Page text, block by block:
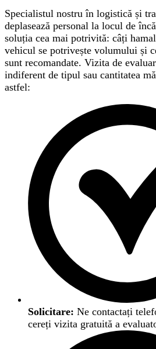
Specialistul nostru în logistică și
deplasează personal la locul de
soluția cea mai potrivită: câți
vehicul se potrivește volumului și
sunt recomandate. Vizita de
indiferent de tipul sau cantitatea
astfel:
Solicitare: Ne contactați
cereți vizita gratuită a